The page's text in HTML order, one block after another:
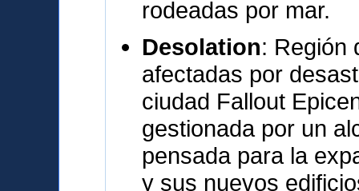
rodeadas por mar.
Desolation: Región
afectadas por
ciudad Fallout
gestionada por un
pensada para la
y sus nuevos